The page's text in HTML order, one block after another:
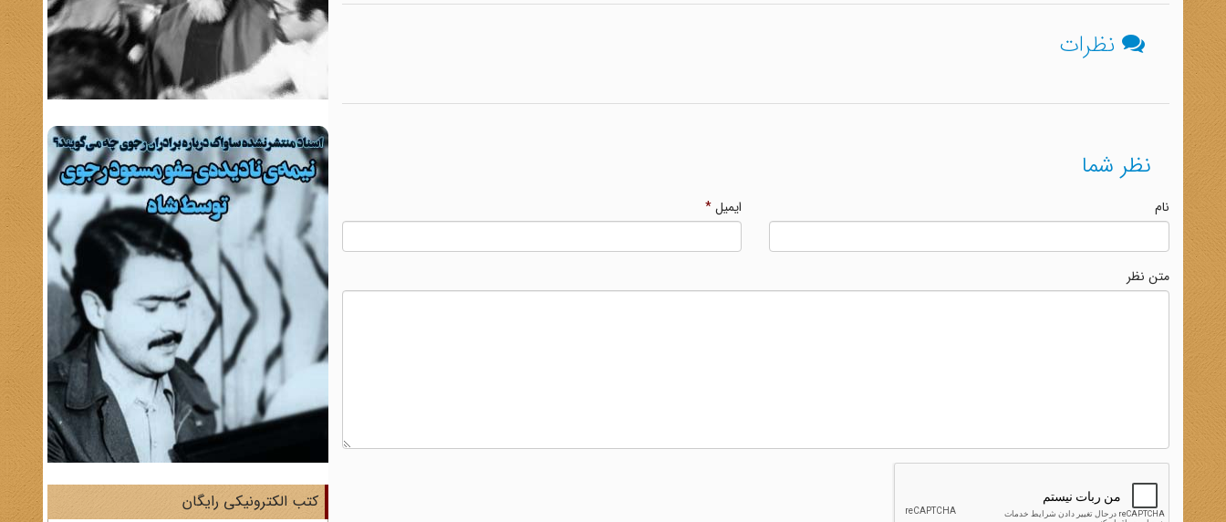
نظرات
نظر شما
نام ایمیل*
متن نظر
کتب الکترونیکی رایگان